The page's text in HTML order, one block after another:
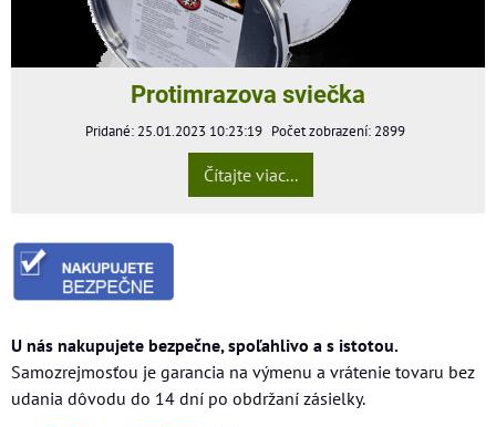
Protimrazova sviečka
Pridané: 25.01.2023 10:23:19 Počet zobrazení: 2899
Čítajte viac...
U nás nakupujete bezpečne, spoľahlivo a s istotou.
Samozrejmosťou je garancia na výmenu a vrátenie tovaru bez
udania dôvodu do 14 dní po obdržaní zásielky.